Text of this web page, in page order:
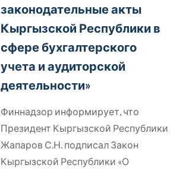
законодательные акты
Кыргызской Республики в
сфере бухгалтерского
учета и аудиторской
деятельности»
Финнадзор информирует, что
Президент Кыргызской Республики
Жапаров С.Н. подписал Закон
Кыргызской Республики «О